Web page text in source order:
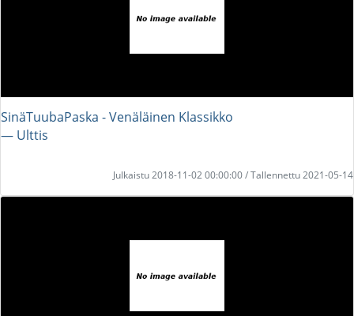
SinäTuubaPaska - Venäläinen Klassikko
― Ulttis
Julkaistu 2018-11-02 00:00:00 / Tallennettu 2021-05-14